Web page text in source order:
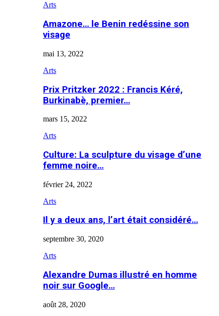
Arts
Amazone… le Benin redéssine son
visage
mai 13, 2022
Arts
Prix Pritzker 2022 : Francis Kéré,
Burkinabè, premier…
mars 15, 2022
Arts
Culture: La sculpture du visage d’une
femme noire…
février 24, 2022
Arts
Il y a deux ans, l’art était considéré…
septembre 30, 2020
Arts
Alexandre Dumas illustré en homme
noir sur Google…
août 28, 2020